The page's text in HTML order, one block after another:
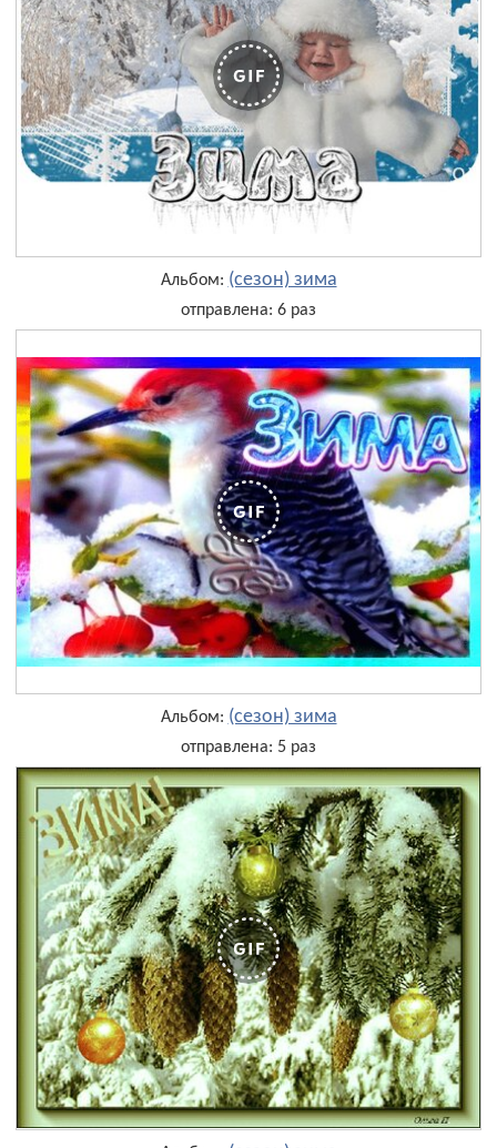
Альбом: (сезон) зима
отправлена: 6 раз
Альбом: (сезон) зима
отправлена: 5 раз